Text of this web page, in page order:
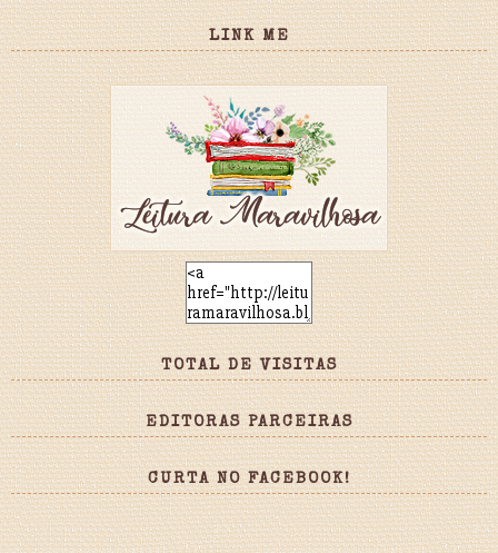
LINK ME
TOTAL DE VISITAS
EDITORAS PARCEIRAS
CURTA NO FACEBOOK!